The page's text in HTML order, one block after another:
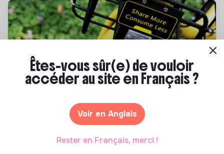
Les 25 meilleures formations RSE en 2026
Marianne Roussel• 17 juillet 2026
Êtes-vous sûr(e) de vouloir
accéder au site en Français ?
Voir en Anglais
Rester en Français, merci !